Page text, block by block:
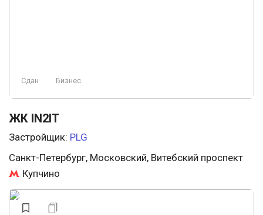
Сдан Бизнес
ЖК IN2IT
Застройщик: PLG
Санкт-Петербург, Московский, Витебский проспект
Купчино